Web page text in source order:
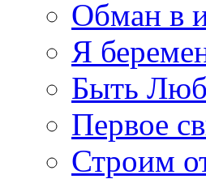
Обман в
Я
Быть
Первое
Строим